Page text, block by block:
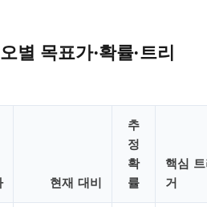
별 목표가·확률·트리
현재 대비
추
정
확
률
핵심
거